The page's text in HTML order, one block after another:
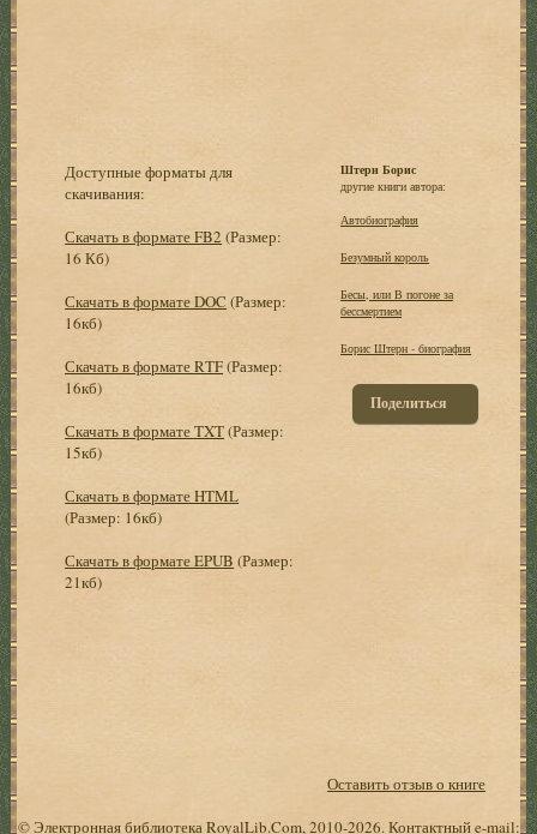
Доступные форматы для
скачивания:
Скачать в формате FB2 (Размер:
16 Кб)
Скачать в формате DOC (Размер:
16кб)
Скачать в формате RTF(Размер:
16кб)
Скачать в формате TXT(Размер:
15кб)
Скачать в формате HTML
(Размер: 16кб)
Скачать в формате EPUB (Размер:
21кб)
Штерн Борис
другие книги автора:
Автобиография
Безумный король
Бесы, или В погоне за
бессмертием
Борис Штерн - биография
Поделиться
Оставить отзыв о книге
© Электронная библиотека RoyalLib.Com, 2010-2026. Контактный e-mail: